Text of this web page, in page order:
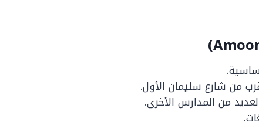
من المدارس الأخرى.